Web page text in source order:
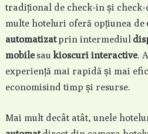
tradițional de check-in și check-
multe hoteluri oferă opțiunea de
automatizatprin intermediul
mobilesau kioscuri interactive.
experiență mai rapidă și mai
economisind timp și resurse.
Mai mult decât atât, unele